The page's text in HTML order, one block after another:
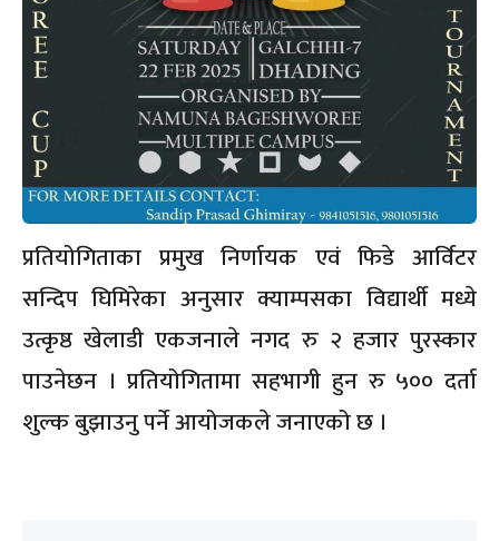
प्रतियोगिताका प्रमुख निर्णायक एवं फिडे आर्विटर
सन्दिप घिमिरेका अनुसार क्याम्पसका विद्यार्थी मध्ये
उत्कृष्ठ खेलाडी एकजनाले नगद रु २ हजार पुरस्कार
पाउनेछन । प्रतियोगितामा सहभागी हुन रु ५०० दर्ता
शुल्क बुझाउनु पर्ने आयोजकले जनाएको छ ।